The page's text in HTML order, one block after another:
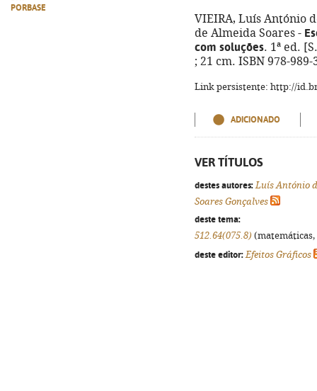
PORBASE
VIEIRA, Luís António
de Almeida Soares -
com soluções. 1ª ed.
; 21 cm. ISBN 978-989-
Link persistente: http://
ADICIONADO
VER TÍTULOS
destes autores: Luís António
Soares Gonçalves
deste tema:
512.64(075.8)
deste editor: Efeitos Gráficos